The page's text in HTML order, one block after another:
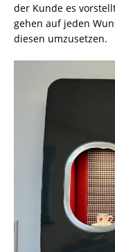
der Kunde es
gehen auf jeden
diesen umzusetzen.